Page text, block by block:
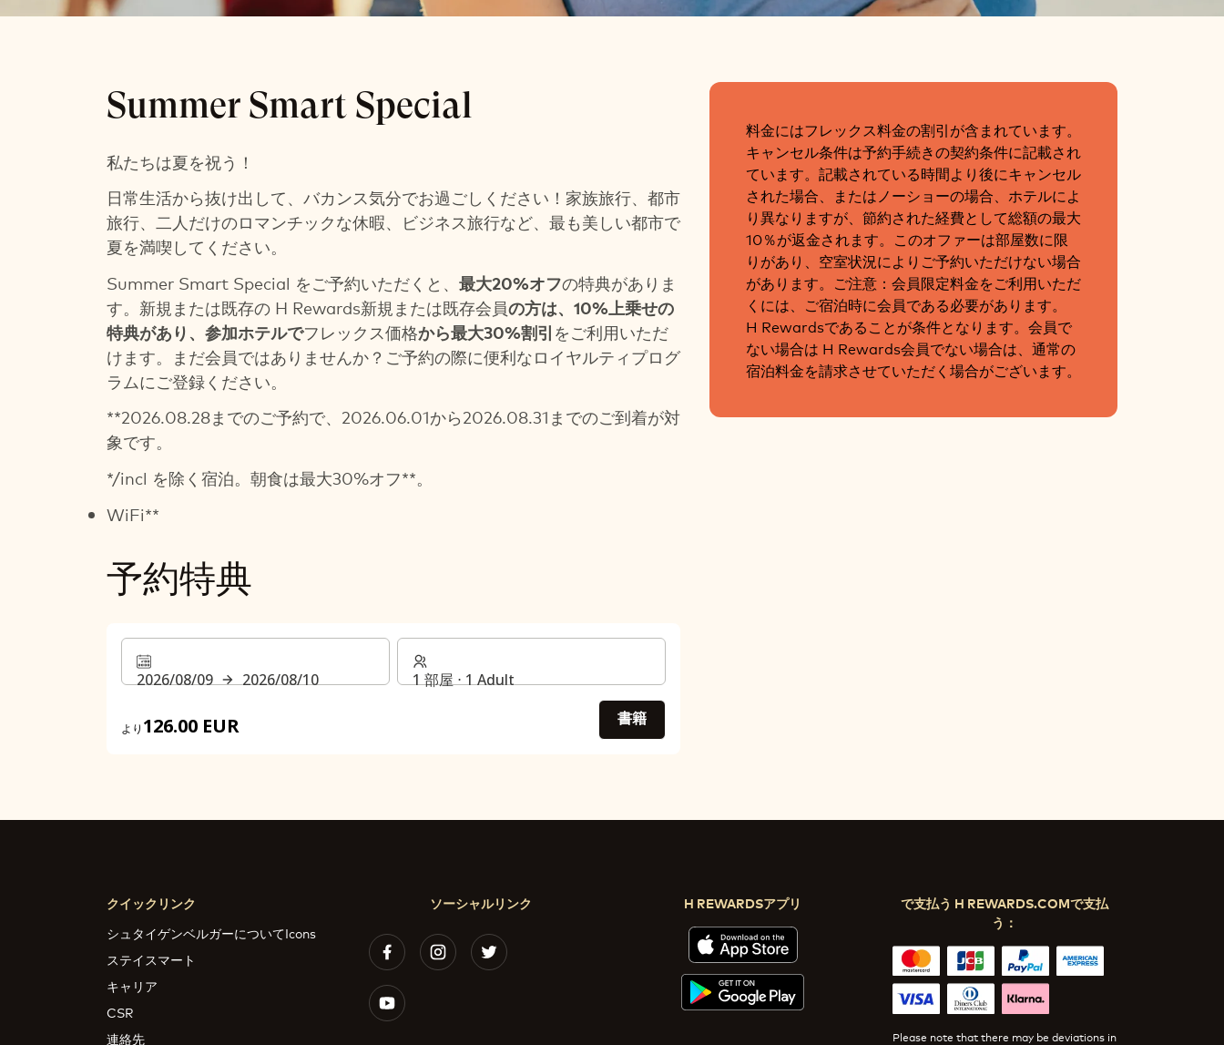
会員になると最大30％割引 */incl を除く宿泊料金。
Summer Smart Special
私たちは夏を祝う！
日常生活から抜け出して、バカンス気分でお過ごしください！家族旅行、都市
旅行、二人だけのロマンチックな休暇、ビジネス旅行など、最も美しい都市で
夏を満喫してください。
Summer Smart Special をご予約いただくと、 最大20%オフの特典がありま
す。新規または既存の H Rewards新規または既存会員の方は、10%上乗せの
特典があり、参加ホテルでフレックス価格から最大30%割引 をご利用いただ
けます。まだ会員ではありませんか？ご予約の際に便利なロイヤルティプログ
ラムにご登録ください。
**2026.08.28までのご予約で、2026.06.01から2026.08.31までのご到着が対
象です。
*/incl を除く宿泊。朝食は最大30%オフ**。
WiFi**
予約特典
2026/08/09 2026/08/10
より 126.00 EUR
1 部屋 ⋅ 1 Adult
書籍
料金にはフレックス料金の割引が含まれています。
キャンセル条件は予約手続きの契約条件に記載され
ています。記載されている時間より後にキャンセル
された場合、またはノーショーの場合、ホテルによ
り異なりますが、節約された経費として総額の最大
10％が返金されます。このオファーは部屋数に限
りがあり、空室状況によりご予約いただけない場合
があります。ご注意：会員限定料金をご利用いただ
くには、ご宿泊時に会員である必要があります。
H Rewardsであることが条件となります。会員で
ない場合は H Rewards会員でない場合は、通常の
宿泊料金を請求させていただく場合がございます。
クイックリンク
シュタイゲンベルガーについてIcons
ステイスマート
キャリア
CSR
連絡先
ソーシャルリンク H REWARDSアプリ
で支払う H REWARDS.COMで支払
う：
Please note that there may be deviations in